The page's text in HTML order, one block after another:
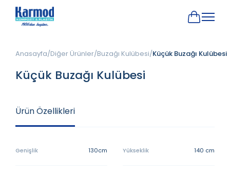
Anasayfa Diğer Ürünler Buzağı Kulübesi Küçük Buzağı Kulübesi
Küçük Buzağı Kulübesi
Ürün Özellikleri
Genişlik 130cm Yükseklik 140 cm